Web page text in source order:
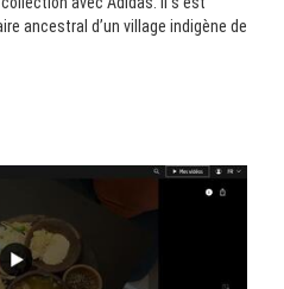
ancestral d’un village indigène de